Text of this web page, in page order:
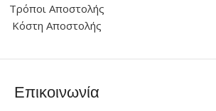
Τρόποι Αποστολής
Κόστη Αποστολής
Επικοινωνία